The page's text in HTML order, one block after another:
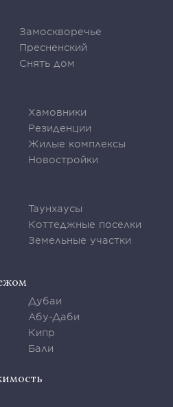
Замоскворечье
Пресненский
Снять дом
Хамовники
Резиденции
Жилые комплексы
Новостройки
Таунхаусы
Коттеджные поселки
Земельные участки
Дубаи
Абу-Даби
Кипр
Бали